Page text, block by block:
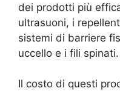
dei prodotti più
ultrasuoni, i
sistemi di barriere
uccello e i fili spinati.
Il costo di questi